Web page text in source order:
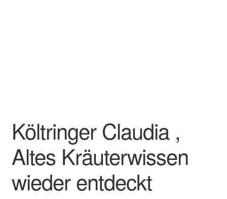
Költringer Claudia ,
Altes Kräuterwissen
wieder entdeckt